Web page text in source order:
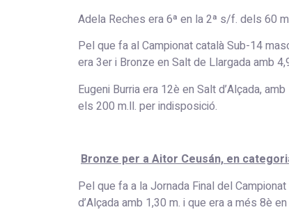
Adela Reches era 6ª en la 2ª s/f. dels 60
Pel que fa al Campionat català Sub-14
era 3er i Bronze en Salt de Llargada amb
Eugeni Burria era 12è en Salt d’Alçada,
els 200 m.ll. per indisposició.
Bronze per a Aitor Ceusán, en
Pel que fa a la Jornada Final del
d’Alçada amb 1,30 m. i que era a més 8è